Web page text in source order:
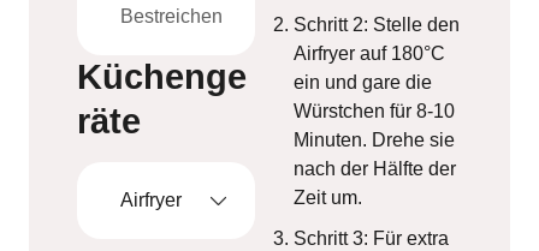
Bestreichen
Küchenge
räte
Airfryer
Schritt 2: Stelle den
Airfryer auf 180°C
ein und gare die
Würstchen für 8-10
Minuten. Drehe sie
nach der Hälfte der
Zeit um.
Schritt 3: Für extra